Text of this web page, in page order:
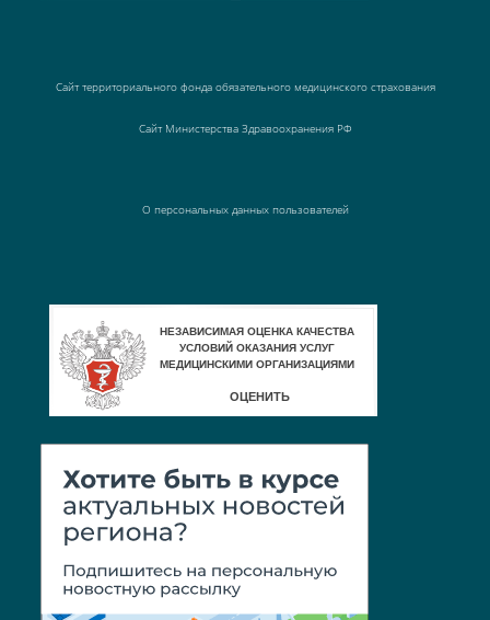
Сайт территориального фонда обязательного медицинского страхования
Сайт Министерства Здравоохранения РФ
О персональных данных пользователей